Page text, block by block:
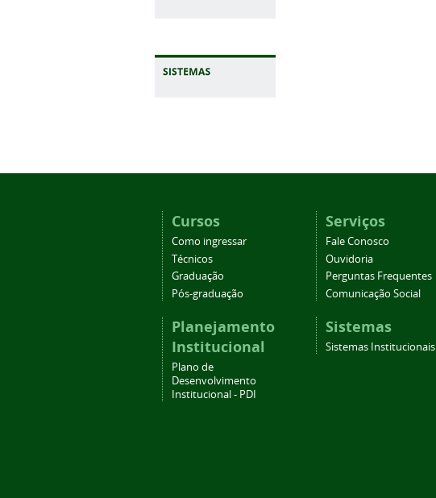
Cursos
Como ingressar
Técnicos
Graduação
Pós-graduação
Planejamento
Institucional
Plano de
Desenvolvimento
Institucional - PDI
Serviços
Fale Conosco
Ouvidoria
Perguntas Frequentes
Comunicação Social
Sistemas
Sistemas Institucionais